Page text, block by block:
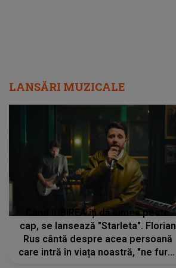
LANSĂRI MUZICALE
Când IUBIREA îți dă lumea peste
cap, se lansează "Starleta". Florian
Rus cântă despre acea persoană
care intră în viața noastră, "ne fură"